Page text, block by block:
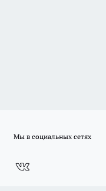
Мы в социальных сетях